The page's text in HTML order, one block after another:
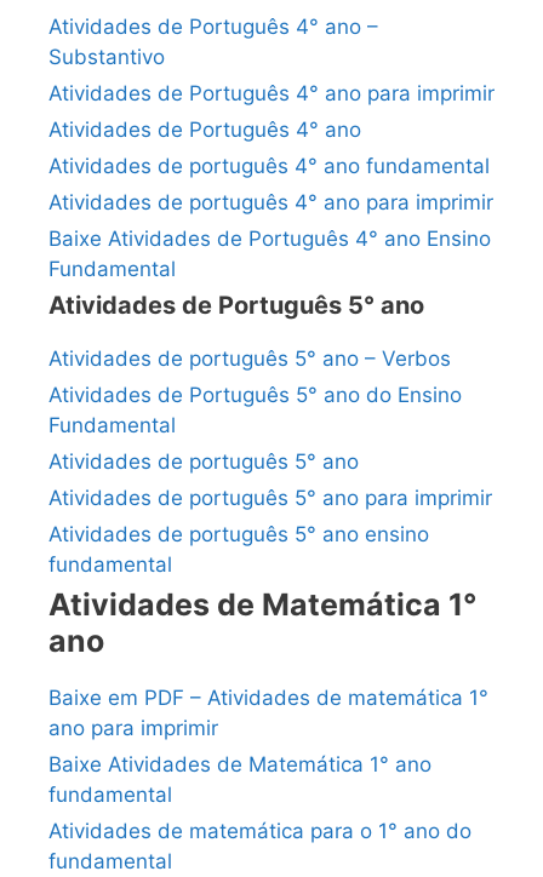
Atividades de Português 4° ano –
Substantivo
Atividades de Português 4° ano para imprimir
Atividades de Português 4° ano
Atividades de português 4° ano fundamental
Atividades de português 4° ano para imprimir
Baixe Atividades de Português 4° ano Ensino
Fundamental
Atividades de Português 5° ano
Atividades de português 5° ano – Verbos
Atividades de Português 5° ano do Ensino
Fundamental
Atividades de português 5° ano
Atividades de português 5° ano para imprimir
Atividades de português 5° ano ensino
fundamental
Atividades de Matemática 1°
ano
Baixe em PDF – Atividades de matemática 1°
ano para imprimir
Baixe Atividades de Matemática 1° ano
fundamental
Atividades de matemática para o 1° ano do
fundamental